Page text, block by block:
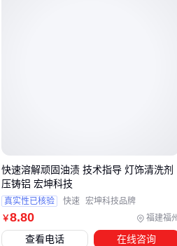
同样关键
心清洗段效果，忽略了后处理——
洗完不等于完事：
￥8.80 福建福
快速溶解顽固油渍 技术指导 灯饰清洗剂
压铸铝 宏坤科技
真实性已核验 快速 宏坤科技品牌
查看电话 在线咨询